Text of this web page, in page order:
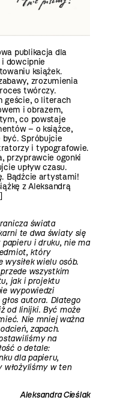
publikacja dla
i dowcipnie
książek.
zrozumienia
twórczy.
geście, o literach
i obrazem,
co powstaje
– o książce,
Spróbujcie
i typografowie.
przyprawcie ogonki
upływ czasu.
Bądźcie artystami!
z Aleksandrą
świata
te dwa światy się
i druku, nie ma
który
wysiłek wielu osób.
wszystkim
jak i projektu
wypowiedzi
autora. Dlatego
od linijki. Być może
Nie mniej ważna
zapach.
na
o detale:
dla papieru,
włożyliśmy w ten
Aleksandra Cieślak